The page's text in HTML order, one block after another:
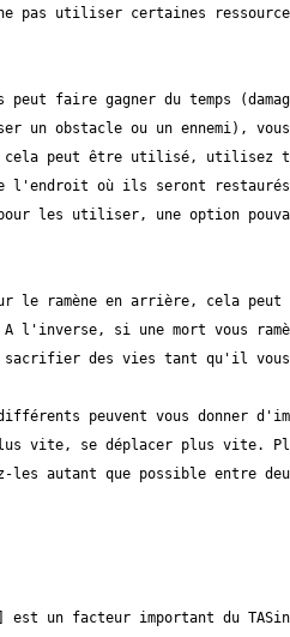
pas utiliser certaines
peut faire gagner du temps
un obstacle ou un ennemi),
cela peut être utilisé, utilisez
l'endroit où ils seront
les utiliser, une option
le ramène en arrière, cela
si une mort vous
peuvent vous donner
vite, se déplacer plus vite.
autant que possible entre
est un facteur important du